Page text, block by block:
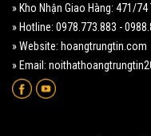
» Kho Nhận Giao Hàng: 471/74
» Hotline: 0978.773.883 -
» Website: hoangtrungtin.com
» Email: